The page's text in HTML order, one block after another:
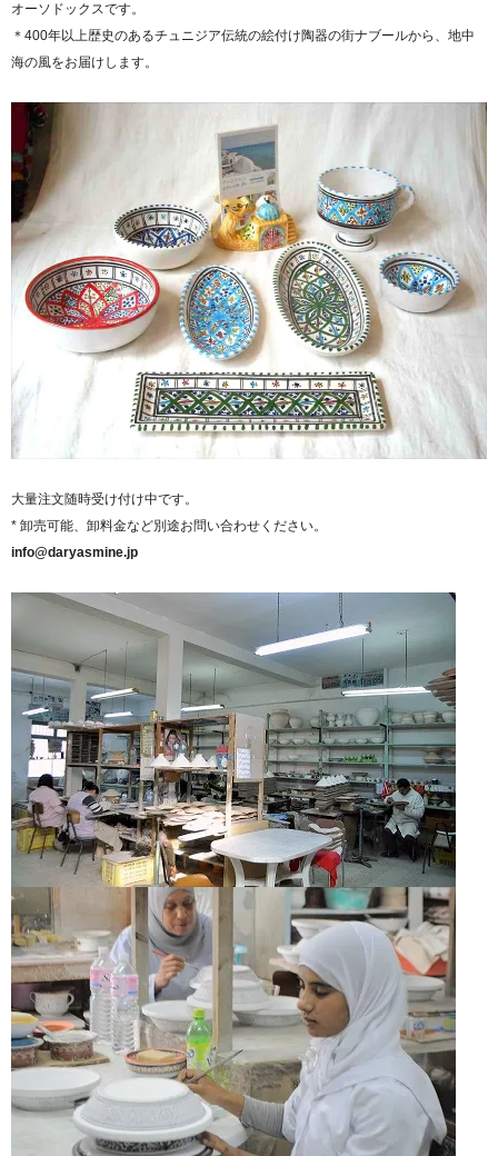
オーソドックスです。
＊400年以上歴史のあるチュニジア伝統の絵付け陶器の街ナブールから、地中
海の風をお届けします。
大量注文随時受け付け中です。
* 卸売可能、卸料金など別途お問い合わせください。
info@daryasmine.jp